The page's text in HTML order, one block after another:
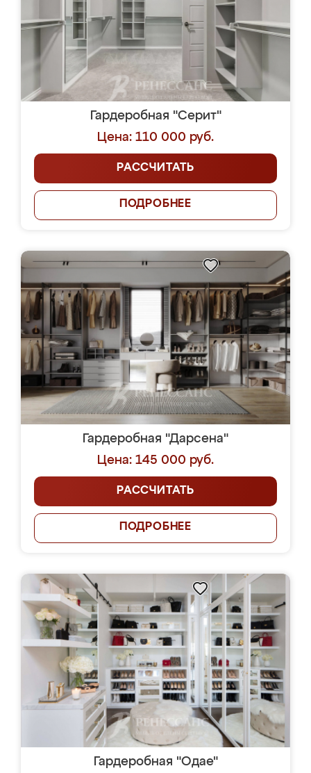
Гардеробная "Серит"
Цена: 110 000 руб.
РАССЧИТАТЬ
ПОДРОБНЕЕ
Гардеробная "Дарсена"
Цена: 145 000 руб.
РАССЧИТАТЬ
ПОДРОБНЕЕ
Гардеробная "Одае"